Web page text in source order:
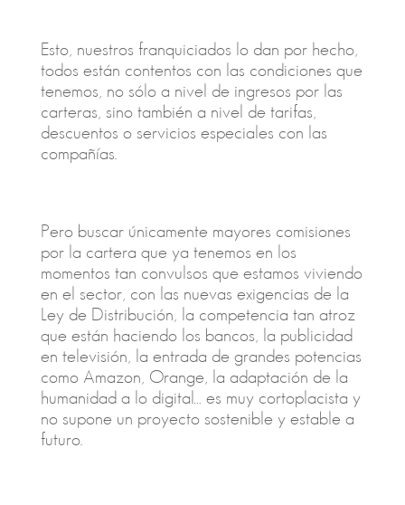
Esto, nuestros franquiciados lo dan por hecho,
todos están contentos con las condiciones que
tenemos, no sólo a nivel de ingresos por las
carteras, sino también a nivel de tarifas,
descuentos o servicios especiales con las
compañías.
Pero buscar únicamente mayores comisiones
por la cartera que ya tenemos en los
momentos tan convulsos que estamos viviendo
en el sector, con las nuevas exigencias de la
Ley de Distribución, la competencia tan atroz
que están haciendo los bancos, la publicidad
en televisión, la entrada de grandes potencias
como Amazon, Orange, la adaptación de la
humanidad a lo digital… es muy cortoplacista y
no supone un proyecto sostenible y estable a
futuro.